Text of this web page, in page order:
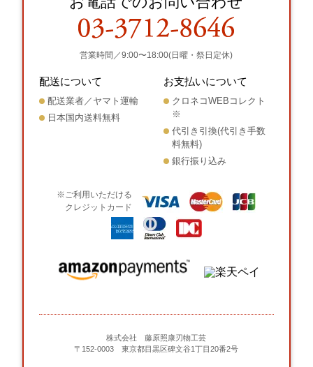
営業時間／9:00〜18:00(日曜・祭日定休)
配送について
配送業者／ヤマト運輸
日本国内送料無料
お支払いについて
クロネコWEBコレクト
※
代引き引換(代引き手数
料無料)
銀行振り込み
※ご利用いただける
クレジットカード
株式会社 藤原照康刃物工芸
〒152-0003 東京都目黒区碑文谷1丁目20番2号